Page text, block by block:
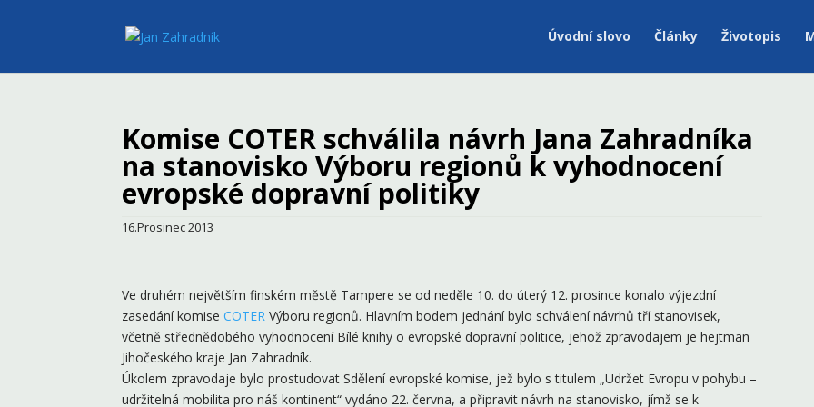
Úvodní slovo Články Životopis
Komise COTER schválila návrh Jana Zahradníka
na stanovisko Výboru regionů k vyhodnocení
evropské dopravní politiky
16.Prosinec 2013
Ve druhém největším finském městě Tampere se od neděle 10. do úterý 12. prosince konalo výjezdní
zasedání komiseCOTER Výboru regionů. Hlavním bodem jednání bylo schválení návrhů tří stanovisek,
včetně střednědobého vyhodnocení Bílé knihy o evropské dopravní politice, jehož zpravodajem je hejtman
Jihočeského kraje Jan Zahradník.
Úkolem zpravodaje bylo prostudovat Sdělení evropské komise, jež bylo s titulem „Udržet Evropu v pohybu –
udržitelná mobilita pro náš kontinent“ vydáno 22. června, a připravit návrh na stanovisko, jímž se k